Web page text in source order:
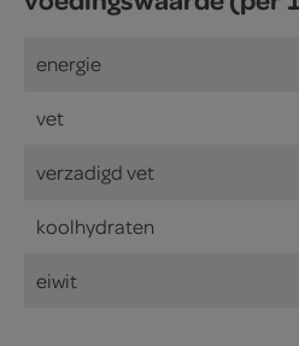
energie
vet
verzadigd vet
koolhydraten
eiwit